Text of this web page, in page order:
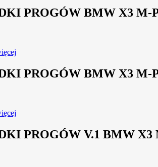
PROGÓW BMW X3 M-
PROGÓW BMW X3 M-
PROGÓW V.1 BMW X3